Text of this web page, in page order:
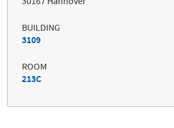
BUILDING
3109
ROOM
213C